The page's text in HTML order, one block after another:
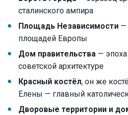
сталинского ампира
Площадь Независимости —
площадей Европы
Дом правительства —
советской архитектуре
Красный костёл, он же
Елены — главный
Дворовые территории и